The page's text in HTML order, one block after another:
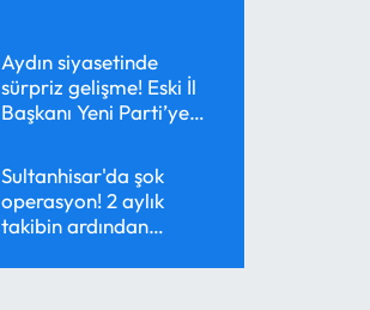
Aydın siyasetinde
sürpriz gelişme! Eski İl
Başkanı Yeni Parti’ye
Sultanhisar'da şok
operasyon! 2 aylık
takibin ardından